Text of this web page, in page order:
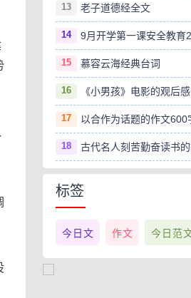
13 老子道德经全文
14
15 慕容云海经典台词
16 《小男孩》电影的观后
17 以合作为话题的作文600
18 古代名人刻苦勤奋读书
标签
今日文 作文 今日范